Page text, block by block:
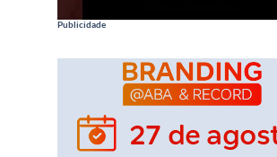
Publicidade